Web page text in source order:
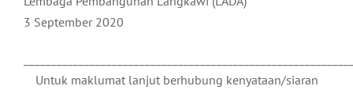
3 September 2020
Untuk maklumat lanjut berhubung kenyataan/siaran